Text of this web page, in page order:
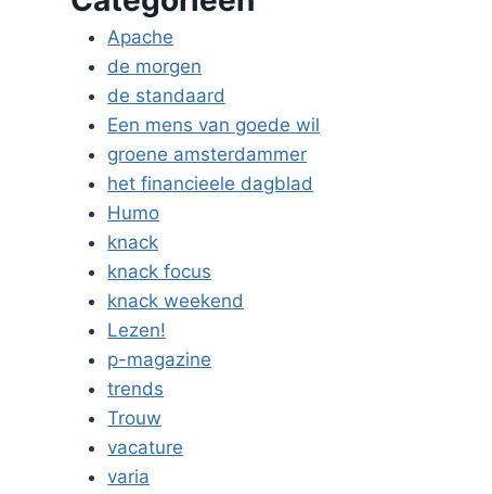
Apache
de morgen
de standaard
Een mens van goede wil
groene amsterdammer
het financieele dagblad
Humo
knack
knack focus
knack weekend
Lezen!
p-magazine
trends
Trouw
vacature
varia